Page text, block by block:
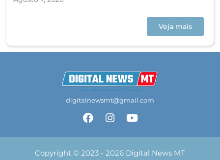
Veja mais
digitalnewsmt@gmail.com
Copyright © 2023 - 2026 Digital News MT